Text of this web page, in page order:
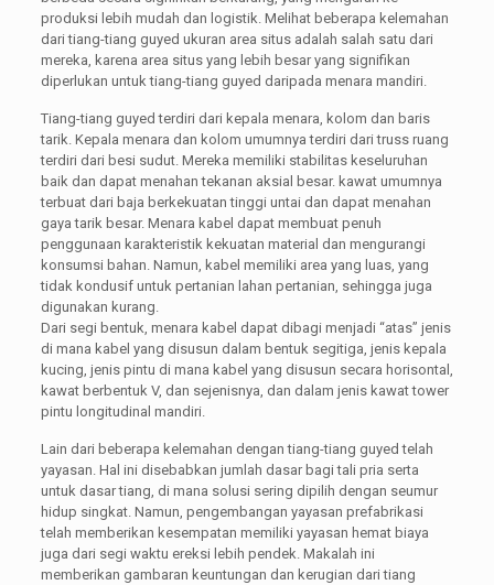
produksi lebih mudah dan logistik. Melihat beberapa kelemahan
dari tiang-tiang guyed ukuran area situs adalah salah satu dari
mereka, karena area situs yang lebih besar yang signifikan
diperlukan untuk tiang-tiang guyed daripada menara mandiri.
Tiang-tiang guyed terdiri dari kepala menara, kolom dan baris
tarik. Kepala menara dan kolom umumnya terdiri dari truss ruang
terdiri dari besi sudut. Mereka memiliki stabilitas keseluruhan
baik dan dapat menahan tekanan aksial besar. kawat umumnya
terbuat dari baja berkekuatan tinggi untai dan dapat menahan
gaya tarik besar. Menara kabel dapat membuat penuh
penggunaan karakteristik kekuatan material dan mengurangi
konsumsi bahan. Namun, kabel memiliki area yang luas, yang
tidak kondusif untuk pertanian lahan pertanian, sehingga juga
digunakan kurang.
Dari segi bentuk, menara kabel dapat dibagi menjadi “atas” jenis
di mana kabel yang disusun dalam bentuk segitiga, jenis kepala
kucing, jenis pintu di mana kabel yang disusun secara horisontal,
kawat berbentuk V, dan sejenisnya, dan dalam jenis kawat tower
pintu longitudinal mandiri.
Lain dari beberapa kelemahan dengan tiang-tiang guyed telah
yayasan. Hal ini disebabkan jumlah dasar bagi tali pria serta
untuk dasar tiang, di mana solusi sering dipilih dengan seumur
hidup singkat. Namun, pengembangan yayasan prefabrikasi
telah memberikan kesempatan memiliki yayasan hemat biaya
juga dari segi waktu ereksi lebih pendek. Makalah ini
memberikan gambaran keuntungan dan kerugian dari tiang